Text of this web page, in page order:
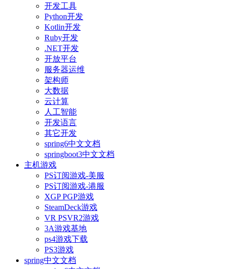
开发工具
Python开发
Kotlin开发
Ruby开发
.NET开发
开放平台
服务器运维
架构师
大数据
云计算
人工智能
开发语言
其它开发
spring6中文文档
springboot3中文文档
主机游戏
PS订阅游戏-美服
PS订阅游戏-港服
XGP PGP游戏
SteamDeck游戏
VR PSVR2游戏
3A游戏基地
ps4游戏下载
PS3游戏
spring中文文档